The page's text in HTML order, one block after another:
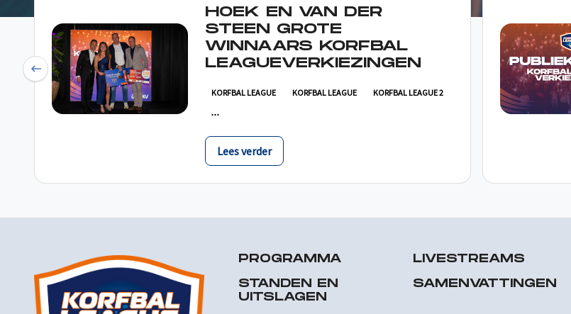
HOEK EN VAN DER
STEEN GROTE
WINNAARS KORFBAL
LEAGUEVERKIEZINGEN
KORFBAL LEAGUE KORFBAL LEAGUE KORFBAL LEAGUE 2
Lees verder
Previous
PROGRAMMA
STANDEN EN
UITSLAGEN
LIVESTREAMS
SAMENVATTINGEN